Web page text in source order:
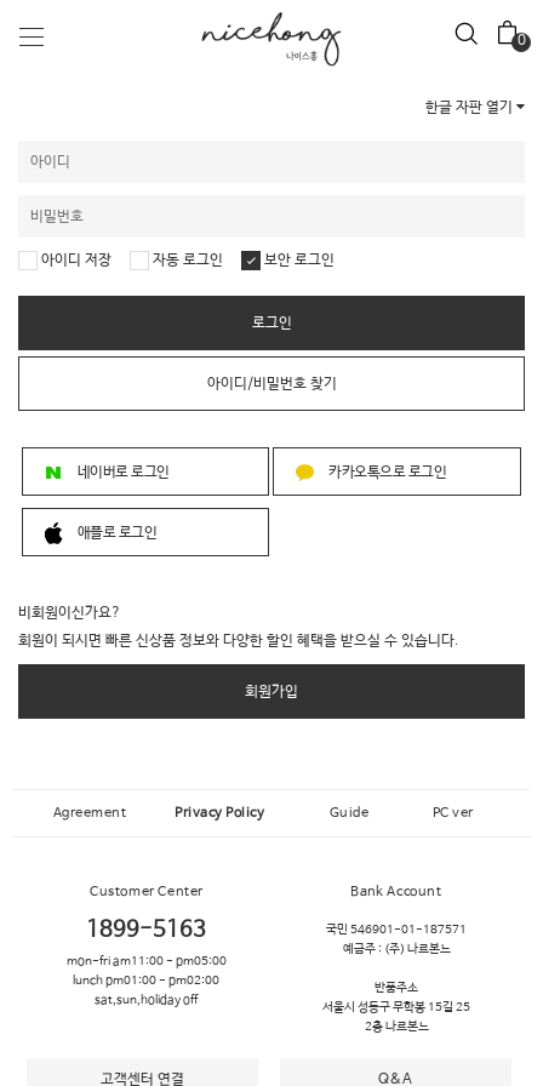
0
한글 자판 열기
아이디 저장 자동 로그인 보안 로그인
로그인
아이디/비밀번호 찾기
네이버로 로그인 카카오톡으로 로그인
애플로 로그인
비회원이신가요?
회원이 되시면 빠른 신상품 정보와 다양한 할인 혜택을 받으실 수 있습니다.
회원가입
Agreement Privacy Policy Guide PC ver
Customer Center
1899-5163
mon-fri am11:00 - pm05:00
lunch pm01:00 - pm02:00
sat,sun,holiday off
Bank Account
국민 546901-01-187571
예금주 : (주) 나르본느
반품주소
서울시 성동구 무학봉 15길 25
2층 나르본느
고객센터 연결 Q&A